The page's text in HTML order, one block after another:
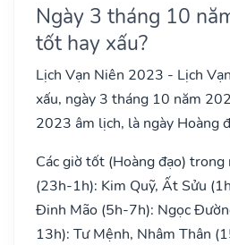
Ngày 3 tháng 10
tốt hay xấu?
Lịch Vạn Niên 2023 - Lịch
xấu, ngày 3 tháng 10 năm
2023 âm lịch, là ngày Hoàng
Các giờ tốt (Hoàng đạo) trong
(23h-1h): Kim Quỹ, Ất Sửu
Đinh Mão (5h-7h): Ngọc
13h): Tư Mệnh, Nhâm Thân